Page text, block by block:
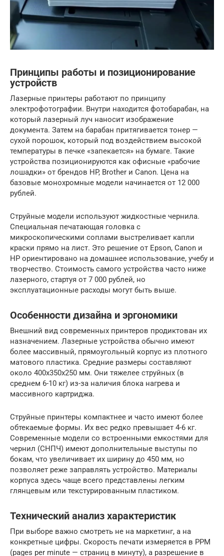
Принципы работы и позиционирование
устройств
Лазерные принтеры работают по принципу
электрофотографии. Внутри находится фотобарабан, на
который лазерный луч наносит изображение
документа. Затем на барабан притягивается тонер —
сухой порошок, который под воздействием высокой
температуры в печке «запекается» на бумаге. Такие
устройства позиционируются как офисные «рабочие
лошадки» от брендов HP, Brother и Canon. Цена на
базовые монохромные модели начинается от 12 000
рублей.
Струйные модели используют жидкостные чернила.
Специальная печатающая головка с
микроскопическими соплами выстреливает капли
краски прямо на лист. Это решение от Epson, Canon и
HP ориентировано на домашнее использование, учебу и
творчество. Стоимость самого устройства часто ниже
лазерного, стартуя от 7 000 рублей, но
эксплуатационные расходы могут быть выше.
Особенности дизайна и эргономики
Внешний вид современных принтеров продиктован их
назначением. Лазерные устройства обычно имеют
более массивный, прямоугольный корпус из плотного
матового пластика. Средние размеры составляют
около 400х350х250 мм. Они тяжелее струйных (в
среднем 6-10 кг) из-за наличия блока нагрева и
массивного картриджа.
Струйные принтеры компактнее и часто имеют более
обтекаемые формы. Их вес редко превышает 4-6 кг.
Современные модели со встроенными емкостями для
чернил (СНПЧ) имеют дополнительные выступы по
бокам, что увеличивает их ширину до 450 мм, но
позволяет реже заправлять устройство. Материалы
корпуса здесь чаще всего представлены легким
глянцевым или текстурированным пластиком.
Технический анализ характеристик
При выборе важно смотреть не на маркетинг, а на
конкретные цифры. Скорость печати измеряется в PPM
(pages per minute — страниц в минуту), а разрешение в